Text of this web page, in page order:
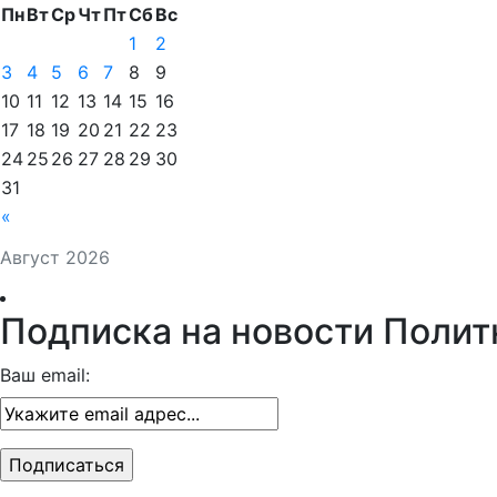
Август 2026
ПнВтСрЧтПтСбВс
«
1
2
3
4 5 6 7 8
9
10 11 12 13 14 15 16
17 18 19 20 21 22 23
24 25 26 27 28 29 30
31
Подписка на новости
Ваш email: